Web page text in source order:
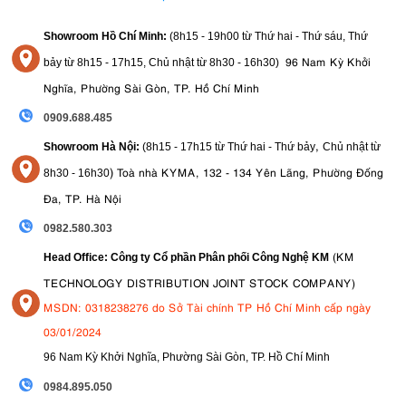
3.9. Thân máy bền bỉ, chống chịu được thời tiết
GH7 được thiết kế dành cho những người sáng tạo khó tính và có
thể chịu được môi trường khắc nghiệt với khả năng chống bụi,
chống nước bắn và chống đóng băng ở nhiệt độ xuống tới -10 độ
điều kiện thời tiết khác nhau. Với độ bền và tính linh hoạt đáng tin
cậy như vậy, đây là một công cụ tuyệt vời cho môi trường sản xuất,
cho dù chụp cảnh trong nhà hay ngoài trời.
4. Ưu và nhược điểm
Bố trí điều khiển và xử lý tuyệt vời
Ổn định hình ảnh trong thân máy tuyệt vời
Nhiều định dạng video và tính năng cao cấp
Thời gian quay video thực tế không giới hạn
Showroom Hồ Chí Minh: (8h15 - 19h00 từ Thứ hai - Thứ sáu, Thứ
bảy từ 8h15 - 17h15, Chủ nhật từ 8h30 - 16h30) 96 Nam Kỳ Khởi
Nghĩa, Phường Sài Gòn, TP. Hồ Chí Minh
0909.688.485
Showroom Hà Nội: (8h15 - 17h15 từ Thứ hai - Thứ bảy, Chủ nhật từ
8h30 - 16h30) Toà nhà KYMA, 132 - 134 Yên Lãng, Phường Đống
Đa, TP. Hà Nội
0982.580.303
Head Office: Công ty Cổ phần Phân phối Công Nghệ KM (KM
TECHNOLOGY DISTRIBUTION JOINT STOCK COMPANY)
MSDN: 0318238276 do Sở Tài chính TP Hồ Chí Minh cấp ngày
03/01/2024
96 Nam Kỳ Khởi Nghĩa, Phường Sài Gòn, TP. Hồ Chí Minh
0984.895.050